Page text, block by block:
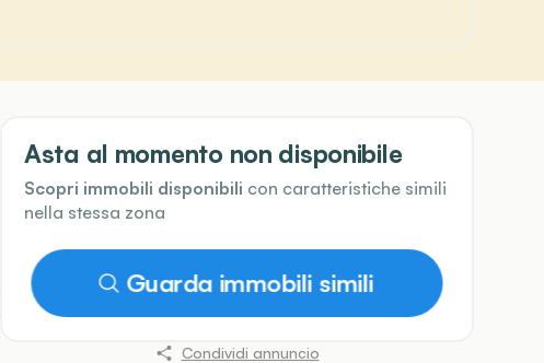
Asta al momento non disponibile
Scopri immobili disponibili con caratteristiche simili
nella stessa zona
Guarda immobili simili
Condividi annuncio